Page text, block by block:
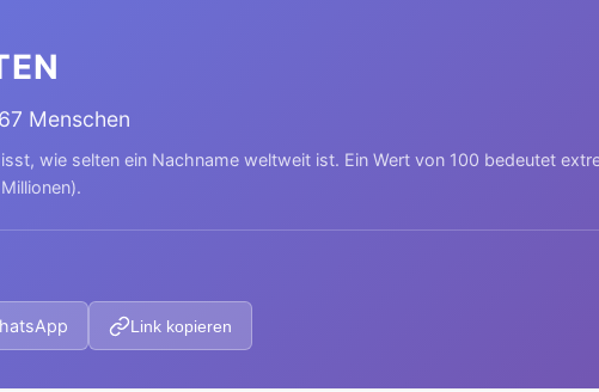
Menschen
wie selten ein Nachname weltweit ist. Ein Wert von 100 bedeutet
Link kopieren